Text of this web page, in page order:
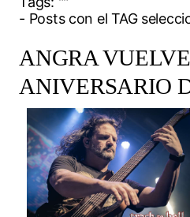
- Posts con el TAG
ANGRA
ANIVERSARIO